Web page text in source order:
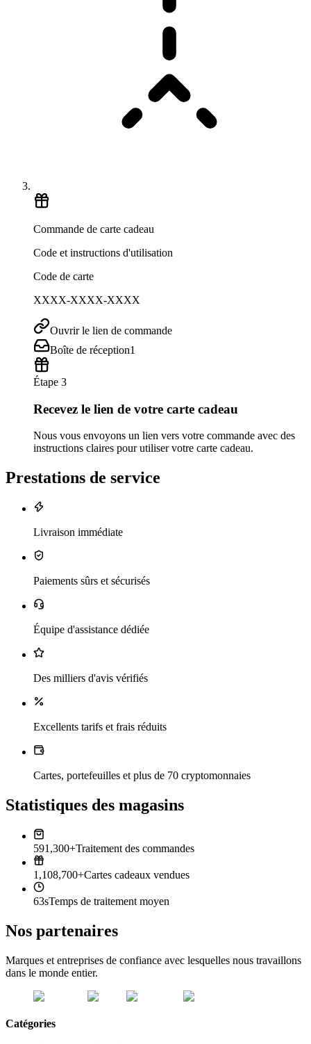
Commande de carte cadeau
Code et instructions d'utilisation
Code de carte
XXXX-XXXX-XXXX
Ouvrir le lien de commande
Boîte de réception1
Étape 3
Recevez le lien de votre carte cadeau
Nous vous envoyons un lien vers votre commande avec des
instructions claires pour utiliser votre carte cadeau.
Prestations de service
Livraison immédiate
Paiements sûrs et sécurisés
Équipe d'assistance dédiée
Des milliers d'avis vérifiés
Excellents tarifs et frais réduits
Cartes, portefeuilles et plus de 70 cryptomonnaies
Statistiques des magasins
591,300+Traitement des commandes
1,108,700+Cartes cadeaux vendues
63sTemps de traitement moyen
Nos partenaires
Marques et entreprises de confiance avec lesquelles nous travaillons
dans le monde entier.
Catégories